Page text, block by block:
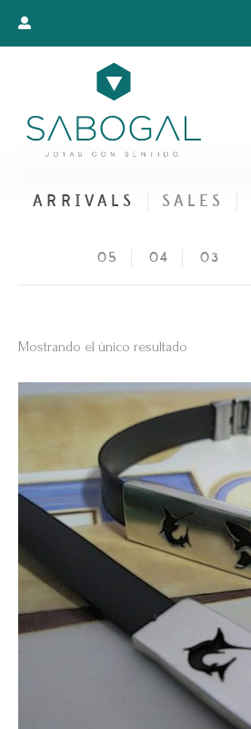
ARRIVALS SALES
05 04 03
Mostrando el único resultado